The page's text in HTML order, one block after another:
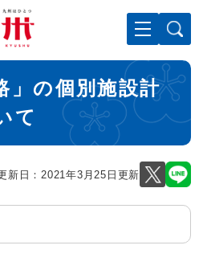
飛ばして本文へ
」の個別施設計
て
新日：2021年3月25日更新